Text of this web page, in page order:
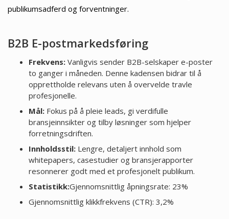
publikumsadferd og forventninger.
B2B E-postmarkedsføring
Frekvens:Vanligvis sender B2B-selskaper e-poster
to ganger i måneden. Denne kadensen bidrar til å
opprettholde relevans uten å overvelde travle
profesjonelle.
Mål:Fokus på å pleie leads, gi verdifulle
bransjeinnsikter og tilby løsninger som hjelper
forretningsdriften.
Innholdsstil:Lengre, detaljert innhold som
whitepapers, casestudier og bransjerapporter
resonnerer godt med et profesjonelt publikum.
Statistikk:Gjennomsnittlig åpningsrate: 23%
Gjennomsnittlig klikkfrekvens (CTR): 3,2%